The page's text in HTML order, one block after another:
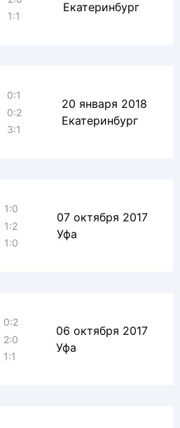
1:1
Екатеринбург
0:1
0:2
3:1
20 января 2018
Екатеринбург
1:0
1:2
1:0
07 октября 2017
Уфа
0:2
2:0
1:1
06 октября 2017
Уфа